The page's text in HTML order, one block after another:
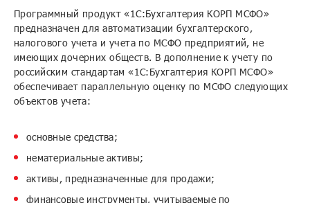
Программный продукт «1С:Бухгалтерия КОРП МСФО»
предназначен для автоматизации бухгалтерского,
налогового учета и учета по МСФО предприятий, не
имеющих дочерних обществ. В дополнение к учету по
российским стандартам «1С:Бухгалтерия КОРП МСФО»
обеспечивает параллельную оценку по МСФО следующих
объектов учета:
основные средства;
нематериальные активы;
активы, предназначенные для продажи;
финансовые инструменты, учитываемые по